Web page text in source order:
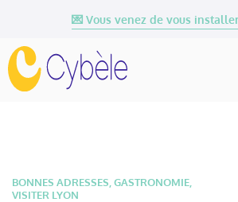
💌 Vous venez de vous
BONNES ADRESSES GASTRONOMIE
VISITER LYON